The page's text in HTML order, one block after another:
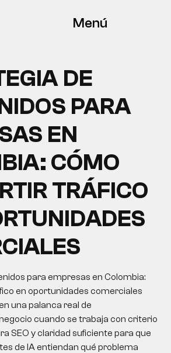
Menú
DE
PARA
EN
CÓMO
TRÁFICO
para empresas en Colombia:
en oportunidades comerciales
una palanca real de
cuando se trabaja con criterio
SEO y claridad suficiente para que
de IA entiendan qué problema